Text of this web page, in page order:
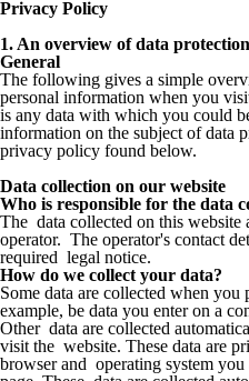
Privacy Policy
1. An overview of data protection
General
The following gives a simple
personal information when you
is any data with which you could
information on the subject of data
privacy policy found below.
Data collection on our website
Who is responsible for the data
The data collected on this website
operator. The operator's contact
required legal notice.
How do we collect your data?
Some data are collected when
example, be data you enter on a
Other data are collected
visit the website. These data are
browser and operating system